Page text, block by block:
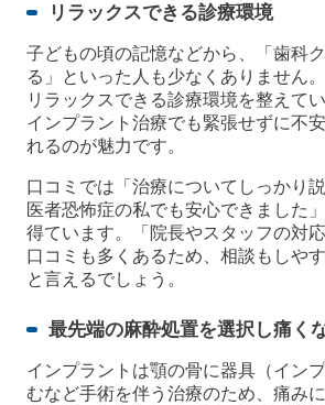
リラックスできる診療環境
子どもの頃の記憶などから、「歯科
る」といった人も少なくありません
リラックスできる診療環境を整えて
インプラント治療でも緊張せずに不
れるのが魅力です。
口コミでは「治療についてしっかり
医者恐怖症の私でも安心できました
得ています。「院長やスタッフの対
口コミも多くあるため、相談もしや
と言えるでしょう。
最先端の麻酔処置を選択し痛く
インプラントは顎の骨に器具（イン
むなど手術を伴う治療のため、痛み